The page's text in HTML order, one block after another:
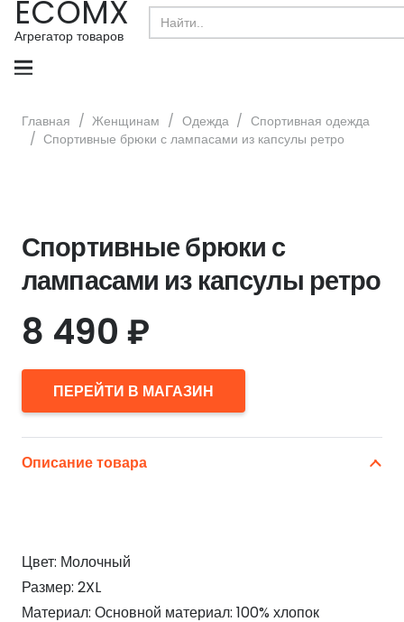
ECOMX
Агрегатор товаров
Search
for:
Главная / Женщинам / Одежда / Спортивная одежда
/ Спортивные брюки с лампасами из капсулы ретро
Спортивные брюки с
лампасами из капсулы ретро
8 490 ₽
ПЕРЕЙТИ В МАГАЗИН
Описание товара
Цвет: Молочный
Размер: 2XL
Материал: Основной материал: 100% хлопок